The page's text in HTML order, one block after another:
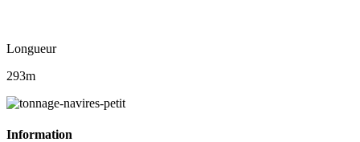
Longueur
293m
Information